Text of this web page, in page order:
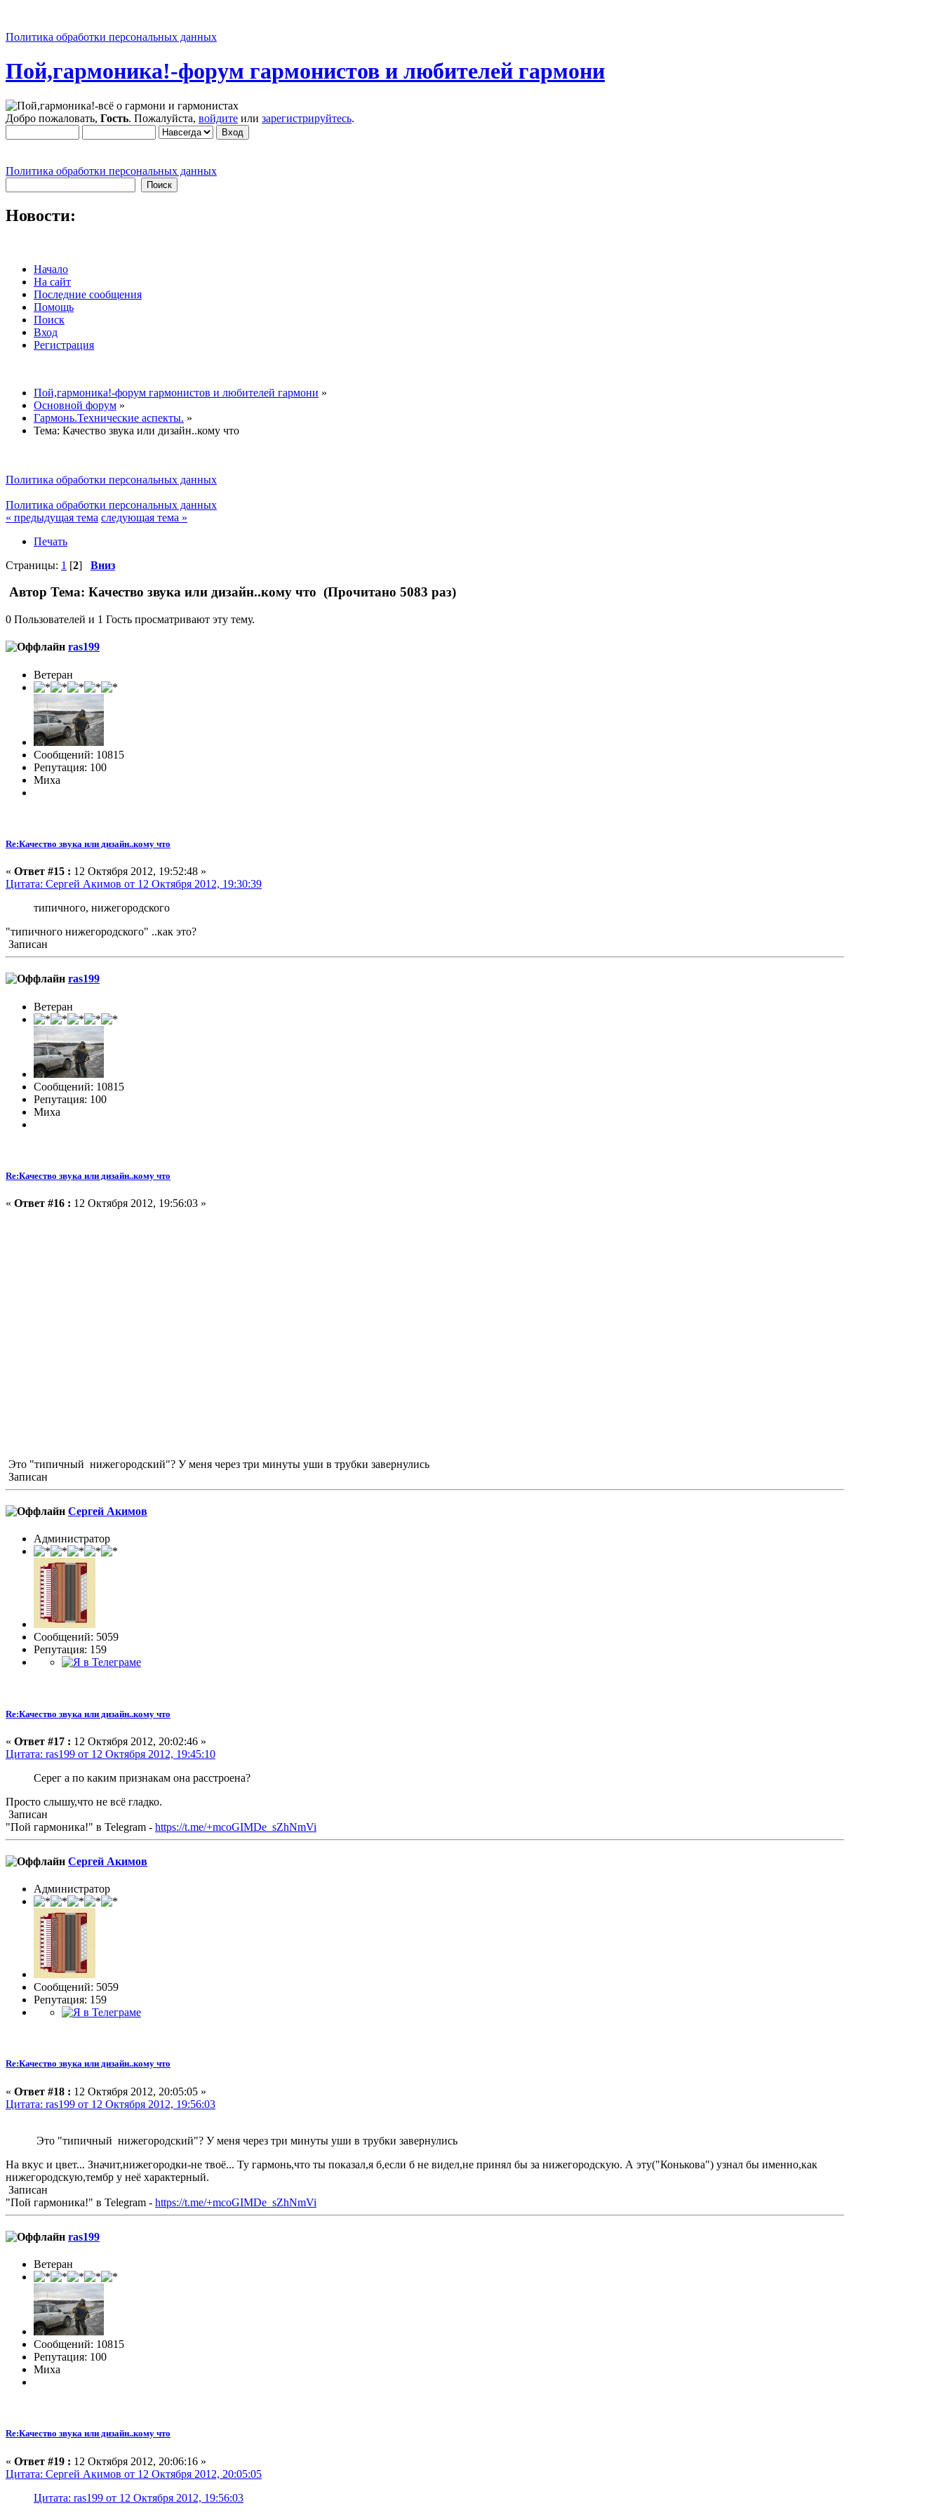
Политика обработки персональных данных
Пой,гармоника!-форум гармонистов и любителей гармони
Добро пожаловать, Гость. Пожалуйста, войдите или зарегистрируйтесь.
Политика обработки персональных данных
Новости:
Начало
На сайт
Последние сообщения
Помощь
Поиск
Вход
Регистрация
Пой,гармоника!-форум гармонистов и любителей гармони »
Основной форум »
Гармонь.Технические аспекты. »
Тема: Качество звука или дизайн..кому что
Политика обработки персональных данных
Политика обработки персональных данных
« предыдущая тема следующая тема »
Печать
Страницы: 1 [2] Вниз
Автор Тема: Качество звука или дизайн..кому что (Прочитано 5083 раз)
0 Пользователей и 1 Гость просматривают эту тему.
ras199
Ветеран
Сообщений: 10815
Репутация: 100
Миха
Re:Качество звука или дизайн..кому что
« Ответ #15 : 12 Октября 2012, 19:52:48 »
Цитата: Сергей Акимов от 12 Октября 2012, 19:30:39
типичного, нижегородского
"типичного нижегородского" ..как это?
Записан
ras199
Ветеран
Сообщений: 10815
Репутация: 100
Миха
Re:Качество звука или дизайн..кому что
« Ответ #16 : 12 Октября 2012, 19:56:03 »
Это "типичный нижегородский"? У меня через три минуты уши в трубки завернулись
Записан
Сергей Акимов
Администратор
Сообщений: 5059
Репутация: 159
Re:Качество звука или дизайн..кому что
« Ответ #17 : 12 Октября 2012, 20:02:46 »
Цитата: ras199 от 12 Октября 2012, 19:45:10
Серег а по каким признакам она расстроена?
Просто слышу,что не всё гладко.
Записан
"Пой гармоника!" в Telegram - https://t.me/+mcoGIMDe_sZhNmVi
Сергей Акимов
Администратор
Сообщений: 5059
Репутация: 159
Re:Качество звука или дизайн..кому что
« Ответ #18 : 12 Октября 2012, 20:05:05 »
Цитата: ras199 от 12 Октября 2012, 19:56:03
Это "типичный нижегородский"? У меня через три минуты уши в трубки завернулись
На вкус и цвет... Значит,нижегородки-не твоё... Ту гармонь,что ты показал,я б,если б не видел,не принял бы за нижегородскую. А эту("Конькова") узнал бы именно,как
нижегородскую,тембр у неё характерный.
Записан
"Пой гармоника!" в Telegram - https://t.me/+mcoGIMDe_sZhNmVi
ras199
Ветеран
Сообщений: 10815
Репутация: 100
Миха
Re:Качество звука или дизайн..кому что
« Ответ #19 : 12 Октября 2012, 20:06:16 »
Цитата: Сергей Акимов от 12 Октября 2012, 20:05:05
Цитата: ras199 от 12 Октября 2012, 19:56:03